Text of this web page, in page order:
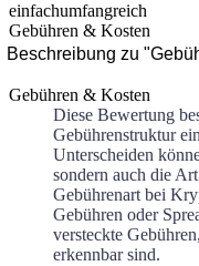
einfachumfangreich
Gebühren & Kosten
Beschreibung zu
Gebühren & Kosten
Diese Bewertung
Gebührenstruktur
Unterscheiden
sondern auch die
Gebührenart bei
Gebühren oder
versteckte
erkennbar sind.